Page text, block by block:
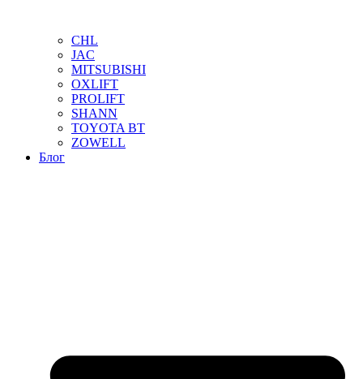
CHL
JAC
MITSUBISHI
OXLIFT
PROLIFT
SHANN
TOYOTA BT
ZOWELL
Блог